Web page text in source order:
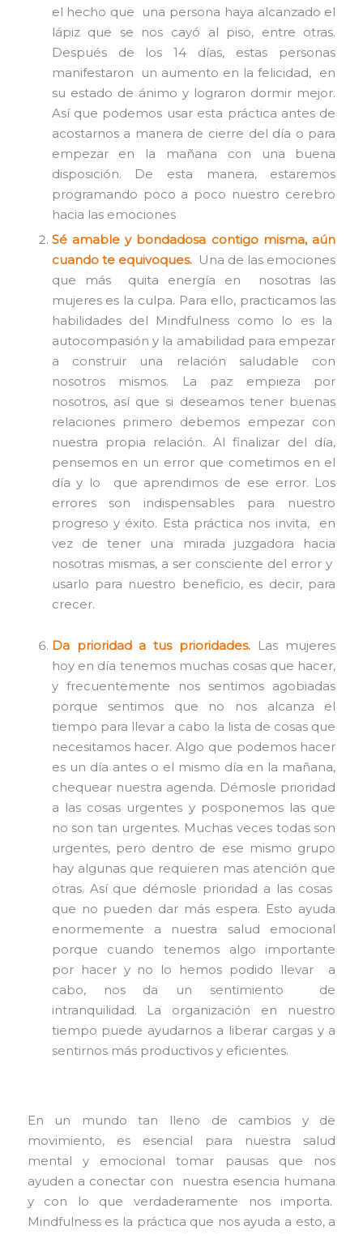
el hecho que una persona haya alcanzado el
lápiz que se nos cayó al piso, entre otras.
Después de los 14 días, estas personas
manifestaron un aumento en la felicidad, en
su estado de ánimo y lograron dormir mejor.
Así que podemos usar esta práctica antes de
acostarnos a manera de cierre del día o para
empezar en la mañana con una buena
disposición. De esta manera, estaremos
programando poco a poco nuestro cerebro
hacia las emociones
Sé amable y bondadosa contigo misma, aún
cuando te equivoques. Una de las emociones
que más quita energía en nosotras las
mujeres es la culpa. Para ello, practicamos las
habilidades del Mindfulness como lo es la
autocompasión y la amabilidad para empezar
a construir una relación saludable con
nosotros mismos. La paz empieza por
nosotros, así que si deseamos tener buenas
relaciones primero debemos empezar con
nuestra propia relación. Al finalizar del día,
pensemos en un error que cometimos en el
día y lo que aprendimos de ese error. Los
errores son indispensables para nuestro
progreso y éxito. Esta práctica nos invita, en
vez de tener una mirada juzgadora hacia
nosotras mismas, a ser consciente del error y
usarlo para nuestro beneficio, es decir, para
crecer.
Da prioridad a tus prioridades. Las mujeres
hoy en día tenemos muchas cosas que hacer,
y frecuentemente nos sentimos agobiadas
porque sentimos que no nos alcanza el
tiempo para llevar a cabo la lista de cosas que
necesitamos hacer. Algo que podemos hacer
es un día antes o el mismo día en la mañana,
chequear nuestra agenda. Démosle prioridad
a las cosas urgentes y posponemos las que
no son tan urgentes. Muchas veces todas son
urgentes, pero dentro de ese mismo grupo
hay algunas que requieren mas atención que
otras. Así que démosle prioridad a las cosas
que no pueden dar más espera. Esto ayuda
enormemente a nuestra salud emocional
porque cuando tenemos algo importante
por hacer y no lo hemos podido llevar a
cabo, nos da un sentimiento de
intranquilidad. La organización en nuestro
tiempo puede ayudarnos a liberar cargas y a
sentirnos más productivos y eficientes.
En un mundo tan lleno de cambios y de
movimiento, es esencial para nuestra salud
mental y emocional tomar pausas que nos
ayuden a conectar con nuestra esencia humana
y con lo que verdaderamente nos importa.
Mindfulness es la práctica que nos ayuda a esto, a